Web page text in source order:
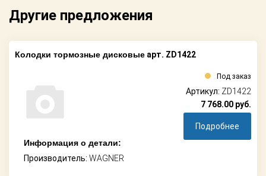
Другие предложения
Колодки тормозные дисковые арт. ZD1422
Информация о детали:
Производитель: WAGNER
Под заказ
Артикул: ZD1422
7 768.00 руб.
Подробнее